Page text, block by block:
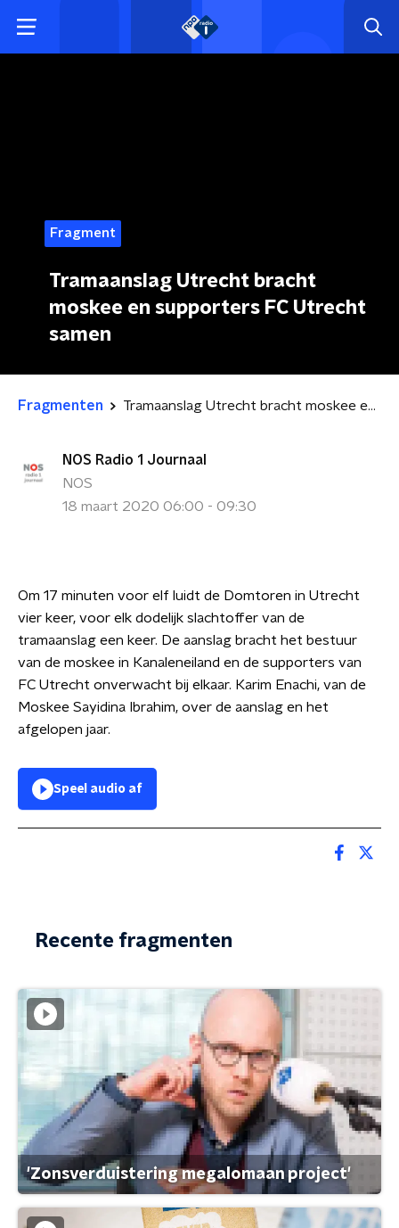
Fragment
Tramaanslag Utrecht bracht
moskee en supporters FC Utrecht
samen
Fragmenten Tramaanslag Utrecht bracht moskee en supporters FC Utrecht samen
NOS Radio 1 Journaal
NOS
18 maart 2020 06:00 - 09:30
Om 17 minuten voor elf luidt de Domtoren in Utrecht
vier keer, voor elk dodelijk slachtoffer van de
tramaanslag een keer. De aanslag bracht het bestuur
van de moskee in Kanaleneiland en de supporters van
FC Utrecht onverwacht bij elkaar. Karim Enachi, van de
Moskee Sayidina Ibrahim, over de aanslag en het
afgelopen jaar.
Speel audio af
Recente fragmenten
'Zonsverduistering megalomaan project'